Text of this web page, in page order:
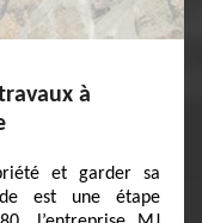
à
et garder sa
est une étape